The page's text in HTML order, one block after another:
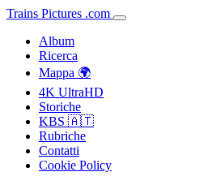
Trains Pictures .com
Album
Ricerca
Mappa 🌍
4K UltraHD
Storiche
KBS 🇦🇹
Rubriche
Contatti
Cookie Policy